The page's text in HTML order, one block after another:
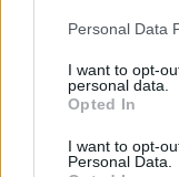
Personal Data
I want to opt-
personal data.
Opted In
I want to opt-
Personal Data.
2024. március 16.
Kína a világ
2022-ben a